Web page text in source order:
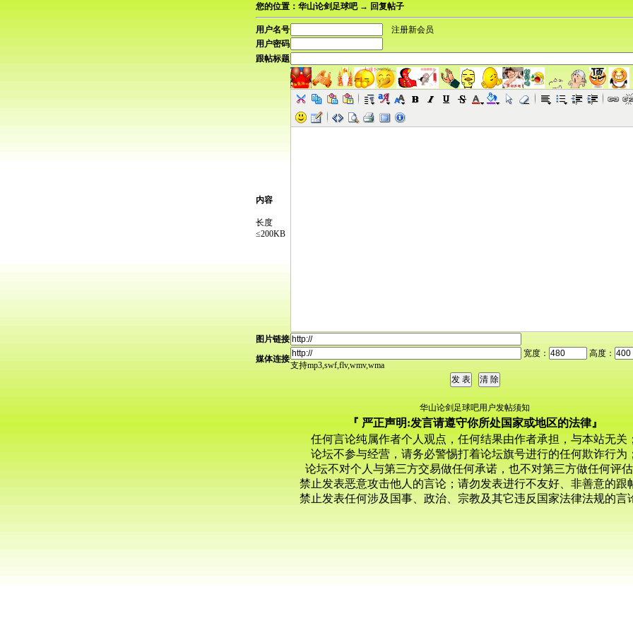
您的位置：华山论剑足球吧 → 回复帖子
用户名号
注册新会员
用户密码
跟帖标题
内容
长度
≤200KB
图片链接
媒体连接
宽度：
高度：
支持mp3,swf,flv,wmv,wma
华山论剑足球吧用户发帖须知
『 严正声明:发言请遵守你所处国家或地区的法律』
任何言论纯属作者个人观点，任何结果由作者承担，与本站无关；
论坛不参与经营，请务必警惕打着论坛旗号进行的任何欺诈行为；
论坛不对个人与第三方交易做任何承诺，也不对第三方做任何评估
禁止发表恶意攻击他人的言论；请勿发表进行不友好、非善意的跟
禁止发表任何涉及国事、政治、宗教及其它违反国家法律法规的言